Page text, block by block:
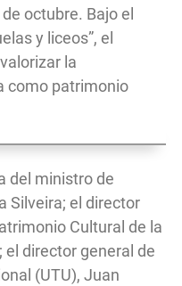
octubre. Bajo el
y liceos”, el
la
como patrimonio
del ministro de
Silveira; el director
Cultural de la
el director general de
(UTU), Juan